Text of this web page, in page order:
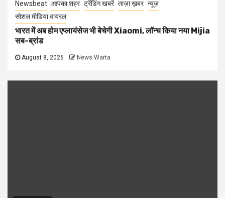
Newsbeat आपका शहर ट्रेंडिंग खबरें ताज़ा ख़बर न्यूज़
सोशल मीडिया वायरल
भारत में अब होम एप्लायंसेज भी बेचेगी Xiaomi, लॉन्च किया नया Mijia
सब-ब्रांड
August 8, 2026 News Warta